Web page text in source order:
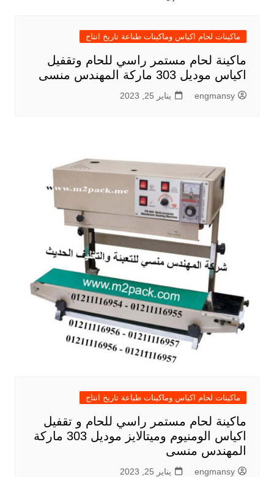
ماكينات لحام اكياس وماكينات طباعة تاريخ انتاج
ماكينة لحام مستمر راسي للحام وتقفيل
اكياس موديل 303 ماركة المهندس منسى
engmansy يناير 25, 2023
ماكينات لحام اكياس وماكينات طباعة تاريخ انتاج
ماكينة لحام مستمر راسي للحام و تقفيل
اكياس الومنيوم وميتالايز موديل 303 ماركة
المهندس منسى
engmansy يناير 25, 2023